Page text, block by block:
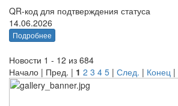
QR-код для подтверждения статуса
14.06.2026
Подробнее
Новости 1 - 12 из 684
Начало | Пред. | 1 2 3 4 5 | След. | Конец |